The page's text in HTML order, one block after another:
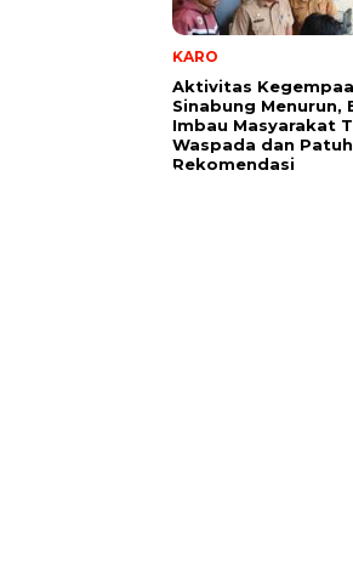
KARO
Aktivitas
Sinabung Menurun,
Imbau Masyarakat
Waspada dan
Rekomendasi